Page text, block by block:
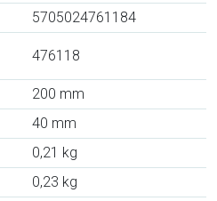
5705024761184
476118
200 mm
40 mm
0,21 kg
0,23 kg